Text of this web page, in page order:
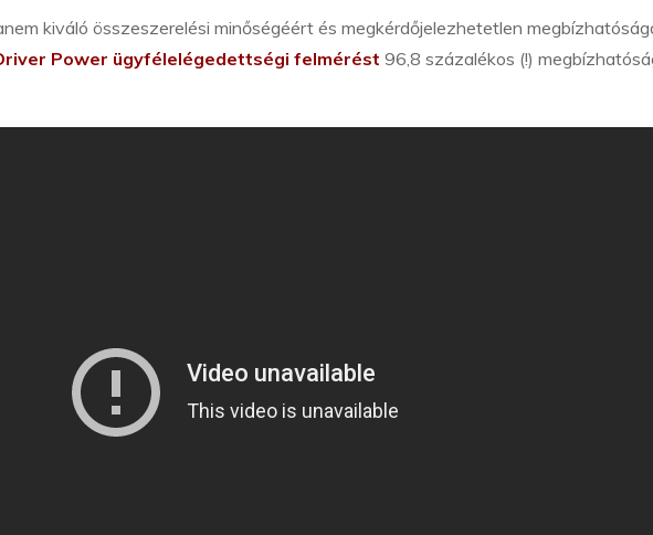
kiváló összeszerelési minőségéért és megkérdőjelezhetetlen
Power ügyfélelégedettségi felmérést 96,8 százalékos (!)